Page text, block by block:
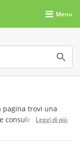
Menu
pagina trovi una
consulenze online.
Leggi di più